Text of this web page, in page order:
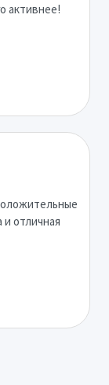
активнее!
и отличная